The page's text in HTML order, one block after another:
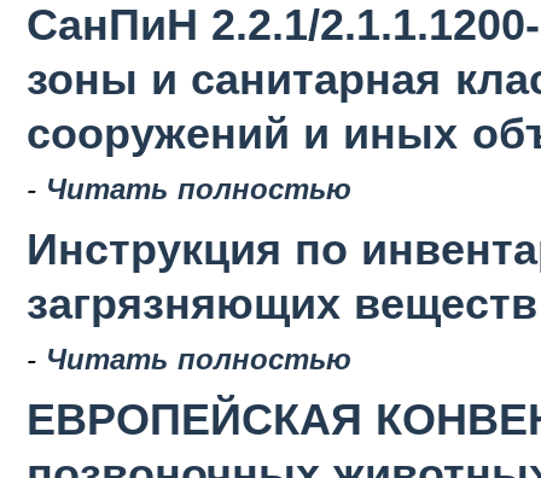
СанПиН 2.2.1/
зоны и санитарная
сооружений и иных
- Читать полностью
Инструкция по
загрязняющих
- Читать полностью
ЕВРОПЕЙСКАЯ